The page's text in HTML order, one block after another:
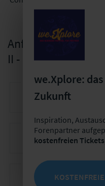
Anfrage zum
II - Express"
Ihr Vor- und Nachname *
Ihr Unternehmen *
Ihre E-Mail-Adresse *
we.Xplore:
Zukunft
Inspiration,
Forenpartner
kostenfreien Tickets